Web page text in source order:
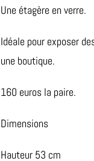
Une étagère en verre.
Idéale pour exposer
une boutique.
160 euros la paire.
Dimensions
Hauteur 53 cm